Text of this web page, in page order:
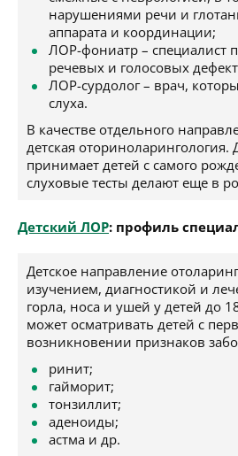
нарушениями речи и
аппарата и координации;
ЛОР-фониатр – специалист
речевых и голосовых
ЛОР-сурдолог – врач,
слуха.
В качестве отдельного
детская
принимает детей с самого
слуховые тесты делают еще в
Детский ЛОР: профиль
Детское направление
изучением, диагностикой и
горла, носа и ушей у детей до
может осматривать детей с
возникновении признаков
ринит;
гайморит;
тонзиллит;
аденоиды;
астма и др.